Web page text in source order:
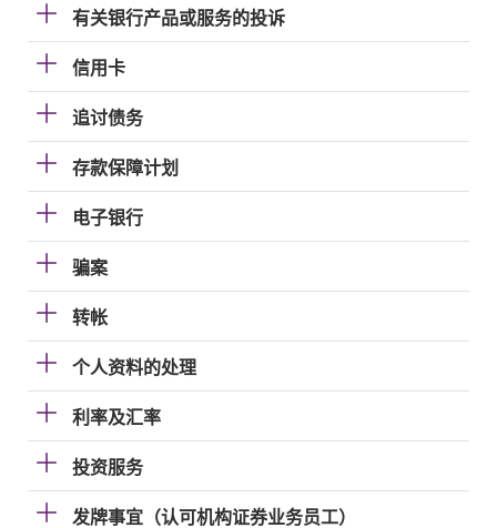
有关银行产品或服务的投诉
信用卡
追讨债务
存款保障计划
电子银行
骗案
转帐
个人资料的处理
利率及汇率
投资服务
发牌事宜（认可机构证券业务员工）